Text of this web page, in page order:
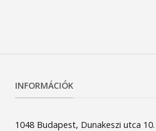
INFORMÁCIÓK
1048 Budapest, Dunakeszi utca 10.